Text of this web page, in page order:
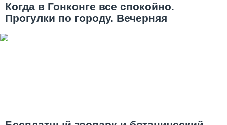
Когда в Гонконге все спокойно.
Прогулки по городу. Вечерняя